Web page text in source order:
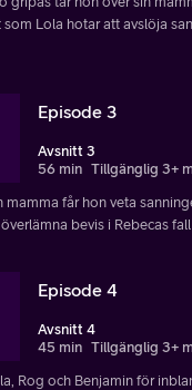
Lola hotar att avslöja
Episode 3
Avsnitt 3
56 min Tillgänglig 3+
mamma får hon veta
bevis i Rebecas
Episode 4
Avsnitt 4
45 min Tillgänglig 3+
Rog och Benjamin för